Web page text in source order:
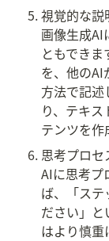
視覚的な説
画像生成AI
ともでき
を、他のAI
方法で記述
り、テキ
テンツを作
思考プロセ
AIに思考プ
ば、「ステ
ださい」と
はより慎重